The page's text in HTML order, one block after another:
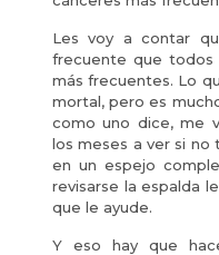
Les voy a contar
frecuente que todos
más frecuentes. Lo
mortal, pero es
como uno dice, me
los meses a ver si no
en un espejo
revisarse la espalda
que le ayude.
Y eso hay que